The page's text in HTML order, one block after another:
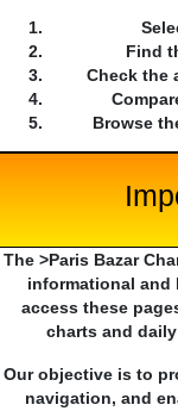
Find
Check the
Browse
The >Paris Bazar
informational and
access these
charts and
Our objective is to
navigation, and